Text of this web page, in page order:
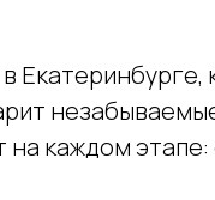
Екатеринбурге,
на каждом этапе: